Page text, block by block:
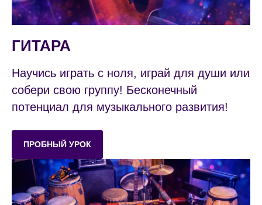
ГИТАРА
Научись играть с ноля, играй для души или
собери свою группу! Бесконечный
потенциал для музыкального развития!
ПРОБНЫЙ УРОК